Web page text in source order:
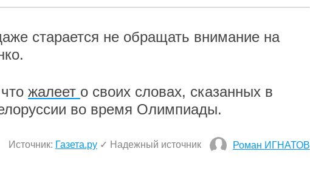
старается не обращать внимание на
жалеет о своих словах, сказанных в
во время Олимпиады.
Источник: Газета.ру ✓ Надежный источник Роман ИГНАТОВ